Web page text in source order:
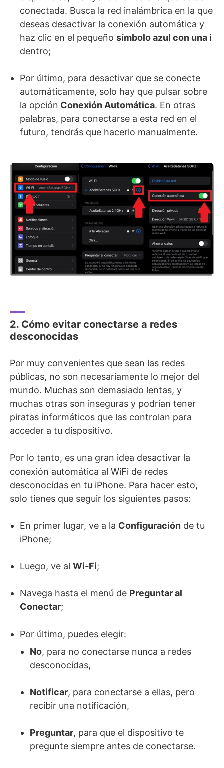
conectada. Busca la red inalámbrica en la que
deseas desactivar la conexión automática y
haz clic en el pequeño símbolo azul con una i
dentro;
Por último, para desactivar que se conecte
automáticamente, solo hay que pulsar sobre
la opción Conexión Automática. En otras
palabras, para conectarse a esta red en el
futuro, tendrás que hacerlo manualmente.
2. Cómo evitar conectarse a redes
desconocidas
Por muy convenientes que sean las redes
públicas, no son necesariamente lo mejor del
mundo. Muchas son demasiado lentas, y
muchas otras son inseguras y podrían tener
piratas informáticos que las controlan para
acceder a tu dispositivo.
Por lo tanto, es una gran idea desactivar la
conexión automática al WiFi de redes
desconocidas en tu iPhone. Para hacer esto,
solo tienes que seguir los siguientes pasos:
En primer lugar, ve a la Configuración de tu
iPhone;
Luego, ve al Wi-Fi;
Navega hasta el menú de Preguntar al
Conectar;
Por último, puedes elegir:
No, para no conectarse nunca a redes
desconocidas,
Notificar, para conectarse a ellas, pero
recibir una notificación,
Preguntar, para que el dispositivo te
pregunte siempre antes de conectarse.